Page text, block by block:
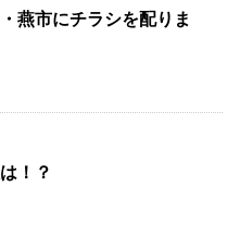
燕市にチラシを配りま
！？